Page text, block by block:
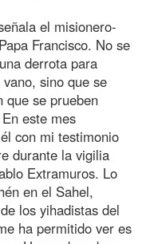
el misionero-
Francisco. No se
derrota para
sino que se
que se prueben
este mes
con mi testimonio
durante la vigilia
Extramuros. Lo
en el Sahel,
los yihadistas del
ha permitido ver es